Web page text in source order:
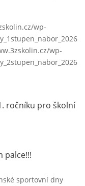
wp-
wp-
ročníku pro školní
palce!!!
sportovní dny